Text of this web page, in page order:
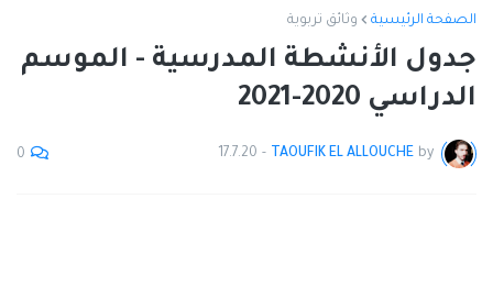
الصفحة الرئيسية وثائق تربوية
جدول الأنشطة المدرسية - الموسم
الدراسي 2020-2021
by
TAOUFIK EL ALLOUCHE
-
17.7.20
0